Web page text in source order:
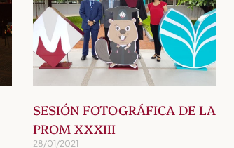
SESIÓN FOTOGRÁFICA DE LA
PROM XXXIII
28/01/2021